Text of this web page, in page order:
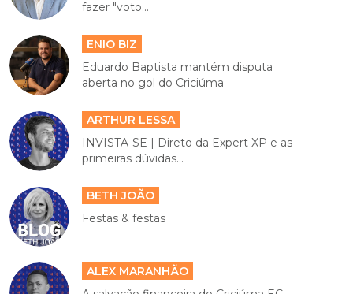
fazer "voto...
ENIO BIZ
Eduardo Baptista mantém disputa
aberta no gol do Criciúma
ARTHUR LESSA
INVISTA-SE | Direto da Expert XP e as
primeiras dúvidas...
BETH JOÃO
Festas & festas
ALEX MARANHÃO